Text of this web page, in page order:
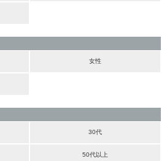
女性
30代
50代以上